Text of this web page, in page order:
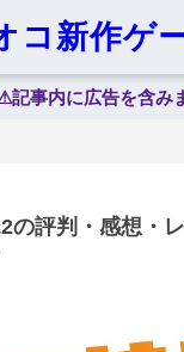
コ新作ゲ
記事内に広告を含み
の評判・感想・